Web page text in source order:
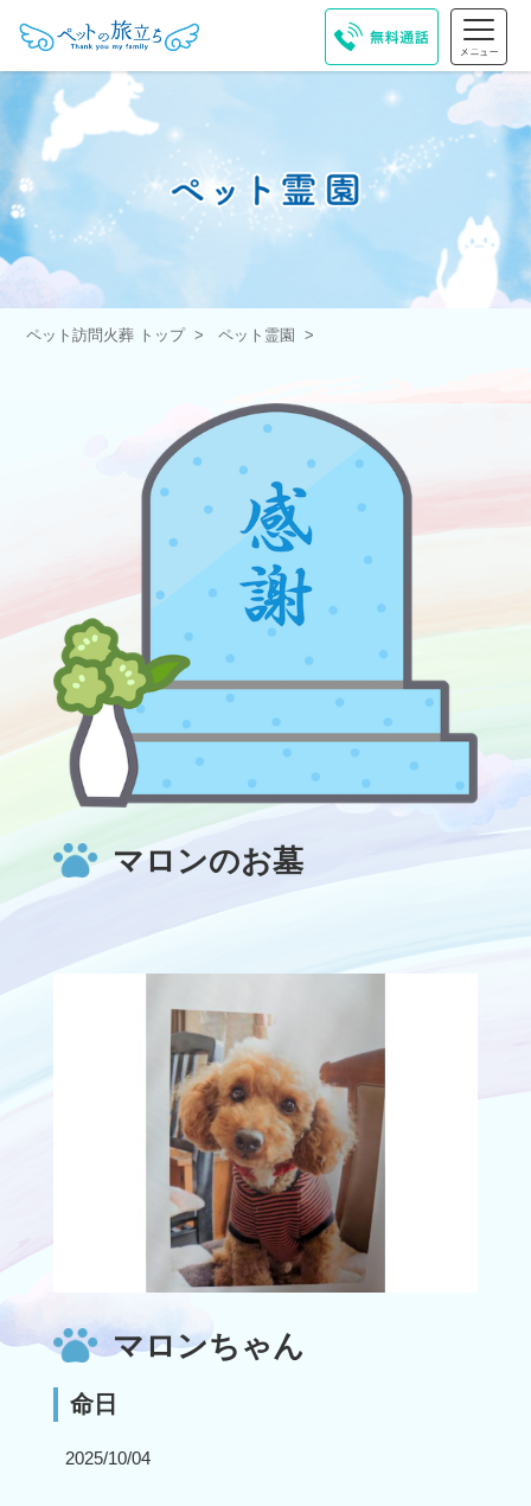
ペット訪問火葬 トップ ペット霊園
マロンのお墓
マロンちゃん
命日
2025/10/04